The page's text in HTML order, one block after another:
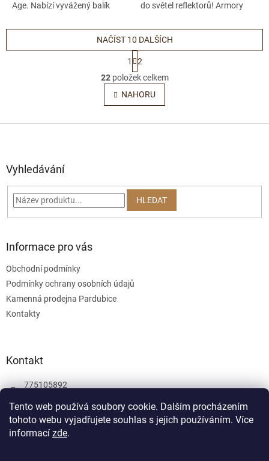
Tento web používá soubory cookie. Dalším procházením
tohoto webu vyjadřujete souhlas s jejich používáním. Více
informací zde.
Age. Nabízí vyvážený balík
hrát hned po
do světel reflektorů! Armory
na hraní, které ti otevřou...
O
v
l
á
v
k
y
v
NAČÍST 10 DALŠÍCH
t
r
á
n
k
v
1
2
22položek celkem
NAHORU
Vyhledávání
HLEDAT
Informace pro vás
Obchodní podmínky
Podmínky ochrany osobních údajů
Kamenná prodejna Pardubice
Kontakty
Kontakt
775105892
775105892
Facebook
wombatgamescz